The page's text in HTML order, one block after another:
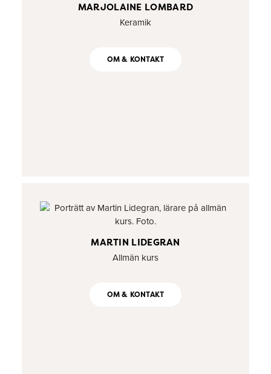
MARJOLAINE LOMBARD
Keramik
OM & KONTAKT
MARTIN LIDEGRAN
Allmän kurs
OM & KONTAKT